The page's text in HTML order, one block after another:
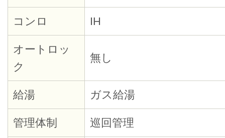
コンロ IH
オートロッ
ク
無し
給湯 ガス給湯
管理体制 巡回管理